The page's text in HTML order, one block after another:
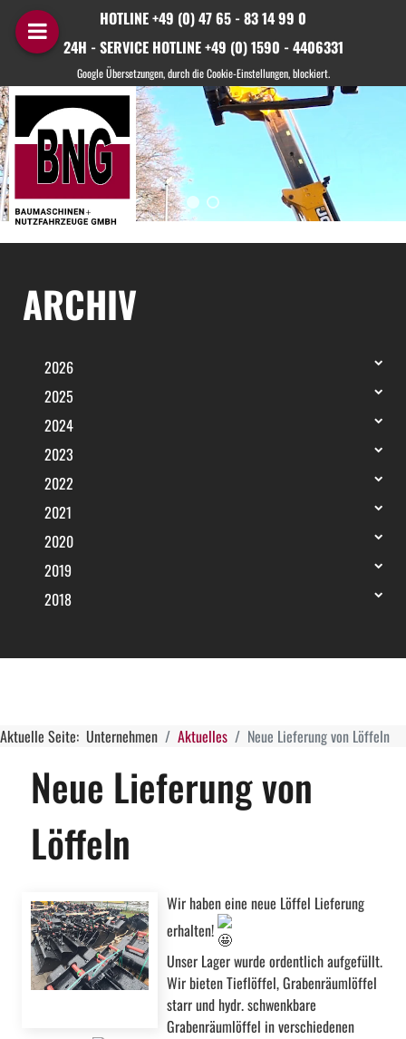
HOTLINE +49 (0) 47 65 - 83 14 99 0
24H - SERVICE HOTLINE +49 (0) 1590 - 4406331
ARCHIV
2026
2025
2024
2023
2022
2021
2020
2019
2018
Aktuelle Seite: Unternehmen Aktuelles Neue Lieferung von Löffeln
Neue Lieferung von
Löffeln
Wir haben eine neue Löffel Lieferung
erhalten!
Unser Lager wurde ordentlich aufgefüllt.
Wir bieten Tieflöffel, Grabenräumlöffel
starr und hydr. schwenkbare
Grabenräumlöffel in verschiedenen